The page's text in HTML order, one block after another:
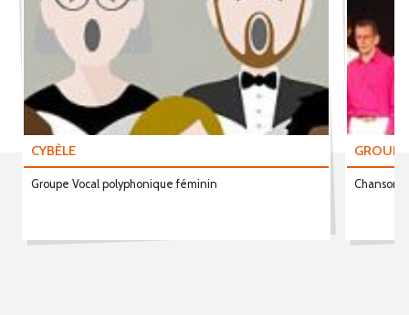
CYBÈLE
Groupe Vocal polyphonique féminin Chanson